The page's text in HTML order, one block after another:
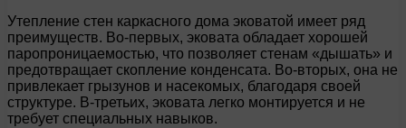
Утепление стен каркасного дома эковатой имеет ряд
преимуществ. Во-первых, эковата обладает хорошей
паропроницаемостью, что позволяет стенам «дышать» и
предотвращает скопление конденсата. Во-вторых, она не
привлекает грызунов и насекомых, благодаря своей
структуре. В-третьих, эковата легко монтируется и не
требует специальных навыков.